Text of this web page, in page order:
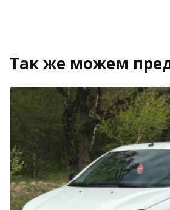
Так же можем